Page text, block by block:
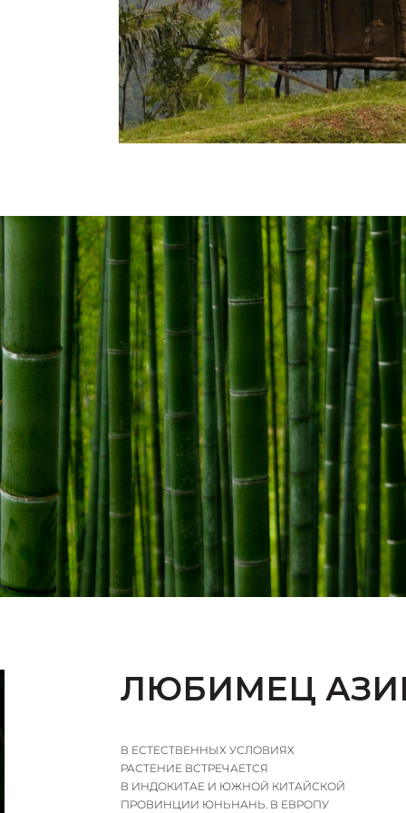
ЛЮБИМЕЦ
В ЕСТЕСТВЕННЫХ УСЛОВИЯХ
РАСТЕНИЕ ВСТРЕЧАЕТСЯ
В ИНДОКИТАЕ И ЮЖНОЙ КИТАЙСКОЙ
ПРОВИНЦИИ ЮНЬНАНЬ. В ЕВРОПУ